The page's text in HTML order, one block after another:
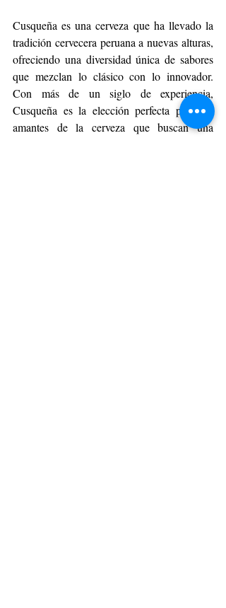
Cusqueña es una cerveza que ha llevado la
tradición cervecera peruana a nuevas alturas,
ofreciendo una diversidad única de sabores
que mezclan lo clásico con lo innovador.
Con más de un siglo de experiencia,
Cusqueña es la elección perfecta para los
amantes de la cerveza que buscan una